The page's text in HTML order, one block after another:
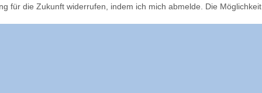
für die Zukunft widerrufen, indem ich mich abmelde. Die